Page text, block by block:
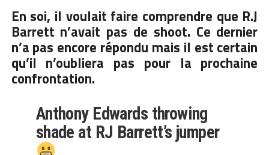
En soi, il voulait faire comprendre que R.J
Barrett n’avait pas de shoot. Ce dernier
n’a pas encore répondu mais il est certain
qu’il n’oubliera pas pour la prochaine
confrontation.
Anthony Edwards throwing
shade at RJ Barrett’s jumper